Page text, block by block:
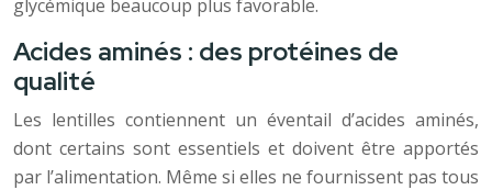
glycémique beaucoup plus favorable.
Acides aminés : des protéines de
qualité
Les lentilles contiennent un éventail d’acides aminés,
dont certains sont essentiels et doivent être apportés
par l’alimentation. Même si elles ne fournissent pas tous